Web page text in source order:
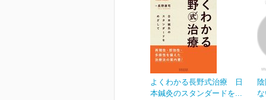
よくわかる長野式治療 日
本鍼灸のスタンダードを...